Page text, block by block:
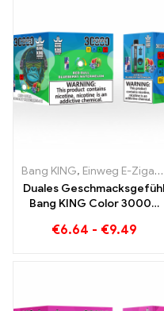
Bang KING, Einweg E-Zigaretten
Duales Geschmacksgefühl
Bang KING Color 30000
Blueberry Watermelon
€6.64 - €9.49